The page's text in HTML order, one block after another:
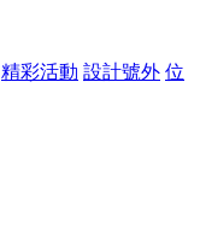
精彩活動 設計號外 位